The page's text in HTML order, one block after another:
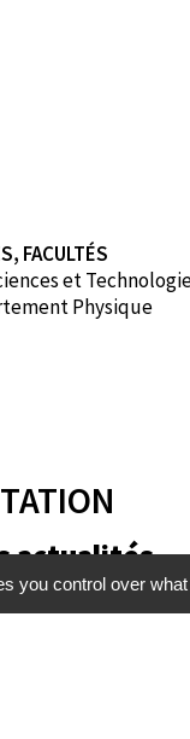
du membre
saliyacoulibaly
FACULTÉS
et
Physique
actualités
you control over